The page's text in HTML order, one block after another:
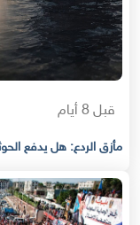
قبل 8 أيام
مأزق الردع: هل يدفع